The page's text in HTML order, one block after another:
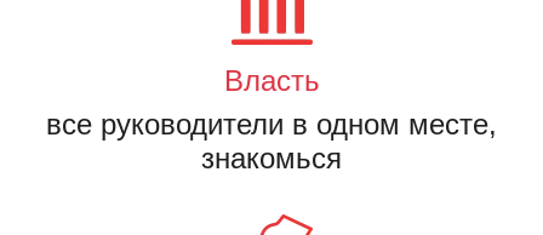
Власть
все руководители в одном месте,
знакомься